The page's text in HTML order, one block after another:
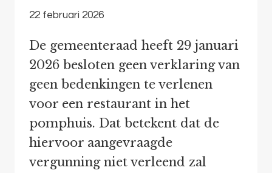
22 februari 2026
De gemeenteraad heeft 29 januari
2026 besloten geen verklaring van
geen bedenkingen te verlenen
voor een restaurant in het
pomphuis. Dat betekent dat de
hiervoor aangevraagde
vergunning niet verleend zal